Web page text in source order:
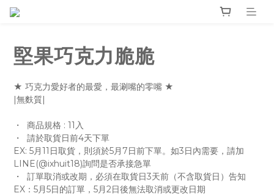
堅果巧克力脆脆
★ 巧克力愛好者的最愛，最涮嘴的零嘴 ★
|無麩質|
・  商品規格 : 11入
・  請於取貨日前4天下單
EX: 5月11日取貨，則須於5月7日前下單。如3日內需要，請加
LINE(@ixhuit18)詢問是否承接急單
・  訂單取消或改期，必須在取貨日3天前（不含取貨日）告知
EX：5月5日的訂單，5月2日後無法取消或更改日期